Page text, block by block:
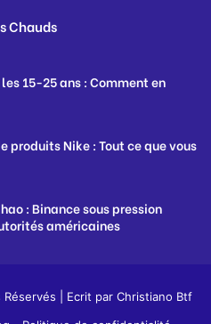
Chauds
15-25 ans : Comment en
produits Nike : Tout ce que vous
: Binance sous pression
américaines
| Ecrit par Christiano Btf